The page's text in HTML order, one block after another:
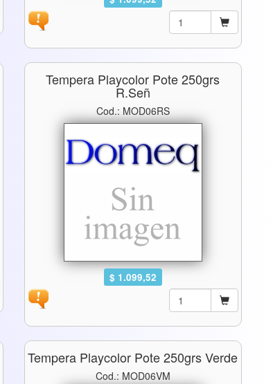
Tempera Playcolor Pote 250grs
R.señ
Cod.: MOD06RS
$ 1.099,52
Tempera Playcolor Pote 250grs Verde
Cod.: MOD06VM